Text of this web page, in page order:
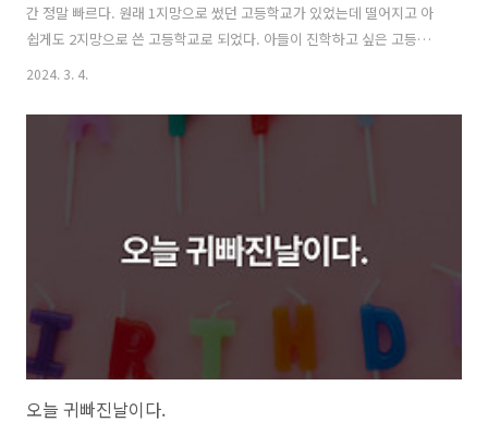
간 정말 빠르다. 원래 1지망으로 썼던 고등학교가 있었는데 떨어지고 아
쉽게도 2지망으로 쓴 고등학교로 되었다. 아들이 진학하고 싶은 고등학
교에는 가지 못했지만 그래도 나름 만족하려고 마음을 다 잡고 있는 것
지망으로 썼던 학교는 입학설명회를 같이 갔다 왔었는데 기숙사 생활도
가능하고 말 그대로 스파르타식으로 아침부터 저녁까지 선생님들이 옆
비해 입학 후 가히 놀..
2024. 3. 4.
오늘 귀빠진날이다.